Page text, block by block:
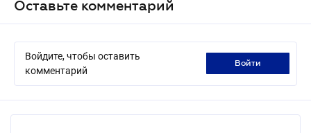
Оставьте комментарий
Войдите, чтобы оставить
комментарий
войти